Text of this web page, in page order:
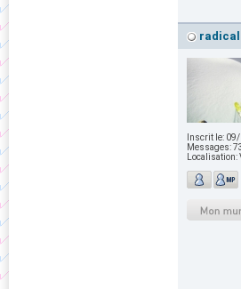
radical
Inscrit le:
Messages:
Localisation: